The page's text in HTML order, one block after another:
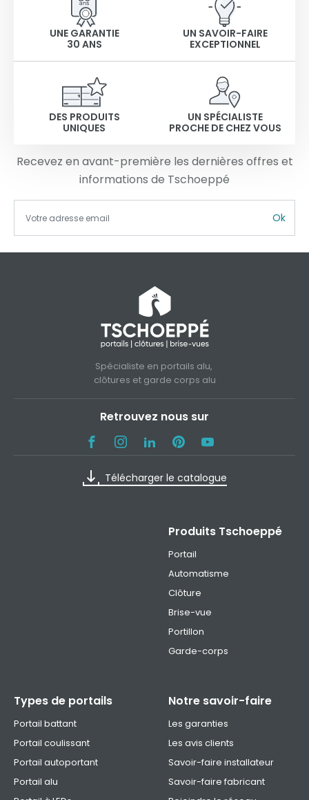
UNE GARANTIE
30 ANS
UN SAVOIR-FAIRE
EXCEPTIONNEL
DES PRODUITS
UNIQUES
UN SPÉCIALISTE
PROCHE DE CHEZ VOUS
Recevez en avant-première les dernières offres et
informations de Tschoeppé
Ok
Spécialiste en portails alu,
clôtures et garde corps alu
Retrouvez nous sur
Télécharger le catalogue
Produits Tschoeppé
Portail
Automatisme
Clôture
Brise-vue
Portillon
Garde-corps
Types de portails
Portail battant
Portail coulissant
Portail autoportant
Portail alu
Notre savoir-faire
Les garanties
Les avis clients
Savoir-faire installateur
Savoir-faire fabricant